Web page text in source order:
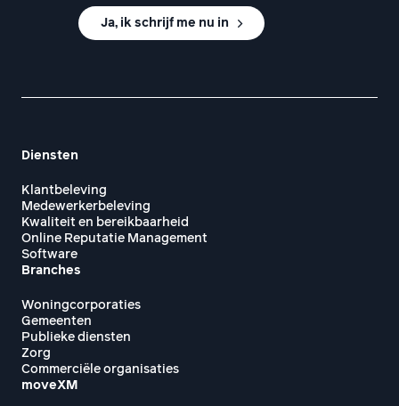
Ja, ik schrijf me nu in
Diensten
Klantbeleving
Medewerkerbeleving
Kwaliteit en bereikbaarheid
Online Reputatie Management
Software
Branches
Woningcorporaties
Gemeenten
Publieke diensten
Zorg
Commerciële organisaties
moveXM